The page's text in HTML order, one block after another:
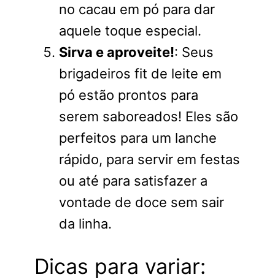
no cacau em pó para dar
aquele toque especial.
Sirva e aproveite!: Seus
brigadeiros fit de leite em
pó estão prontos para
serem saboreados! Eles são
perfeitos para um lanche
rápido, para servir em festas
ou até para satisfazer a
vontade de doce sem sair
da linha.
Dicas para variar: